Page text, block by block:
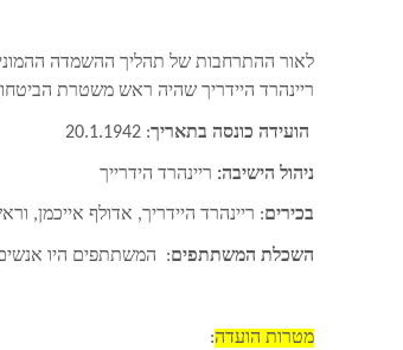
לאור ההתרחבות של תהליך ההשמדה
ריינהרד היידריך שהיה ראש משטרת
הועידה כונסה בתאריך: 20.1.1942
ניהול הישיבה: ריינהרד הידרייך
בכירים: ריינהרד היידריך, אדולף
השכלת המשתתפים: המשתתפים היו אנשים משכילים
מטרות הועדה: